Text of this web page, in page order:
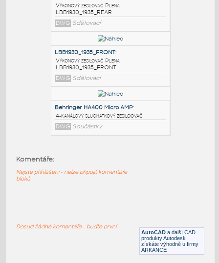
LBB1938_FRONT:
Výkonový zesilovač Plena
LBB1938_FRONT
DWG Sdělovací
LBB1930_1935_REAR
Výkonový zesilovač Plena
LBB1930_1935_REAR
DWG Sdělovací
4-kanálový sluchátkový zesiloovač
AutoCAD a další CAD
produkty Autodesk
získáte výhodně u firmy
ARKANCE
Komentáře:
Nejste přihlášeni - nelze připojit komentáře
bloků
Dosud žádné komentáře - buďte první